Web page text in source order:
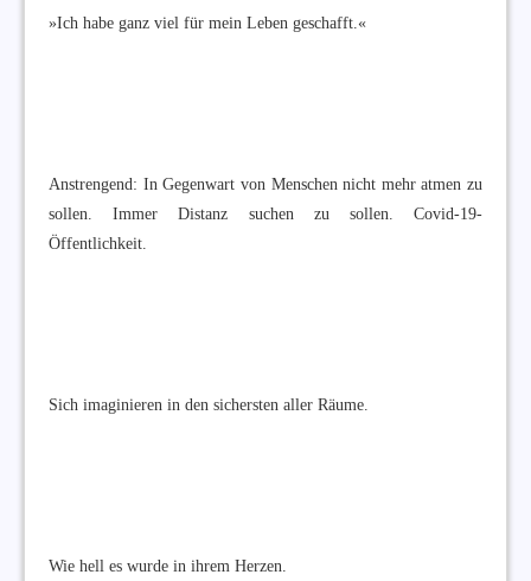
»Ich habe ganz viel für mein Leben geschafft.«
Anstrengend: In Gegenwart von Menschen nicht mehr atmen zu
sollen. Immer Distanz suchen zu sollen. Covid-19-
Öffentlichkeit.
Sich imaginieren in den sichersten aller Räume.
Wie hell es wurde in ihrem Herzen.